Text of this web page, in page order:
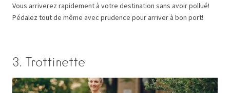
Vous arriverez rapidement à votre destination sans avoir pollué!
Pédalez tout de même avec prudence pour arriver à bon port!
3. Trottinette